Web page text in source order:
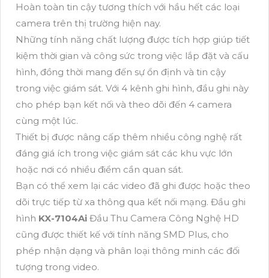
Hoàn toàn tin cậy tương thích với hầu hết các loại
camera trên thị trường hiện nay.
Những tính năng chất lượng được tích hợp giúp tiết
kiệm thời gian và công sức trong việc lắp đặt và cấu
hình, đồng thời mang đến sự ổn định và tin cậy
trong việc giám sát. Với 4 kênh ghi hình, đầu ghi này
cho phép bạn kết nối và theo dõi đến 4 camera
cùng một lúc.
Thiết bị được nâng cấp thêm nhiều công nghệ rất
đáng giá ích trong việc giám sát các khu vực lớn
hoặc nơi có nhiều điểm cần quan sát.
Bạn có thể xem lại các video đã ghi được hoặc theo
dõi trực tiếp từ xa thông qua kết nối mạng. Đầu ghi
hình KX-7104Ai Đầu Thu Camera Công Nghệ HD
cũng được thiết kế với tính năng SMD Plus, cho
phép nhận dạng và phân loại thông minh các đối
tượng trong video.